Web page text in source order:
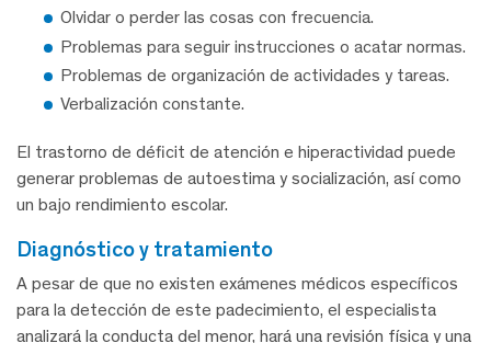
Olvidar o perder las cosas con frecuencia.
Problemas para seguir instrucciones o acatar normas.
Problemas de organización de actividades y tareas.
Verbalización constante.
El trastorno de déficit de atención e hiperactividad puede
generar problemas de autoestima y socialización, así como
un bajo rendimiento escolar.
diagnóstico y tratamiento
A pesar de que no existen exámenes médicos específicos
para la detección de este padecimiento, el especialista
analizará la conducta del menor, hará una revisión física y una